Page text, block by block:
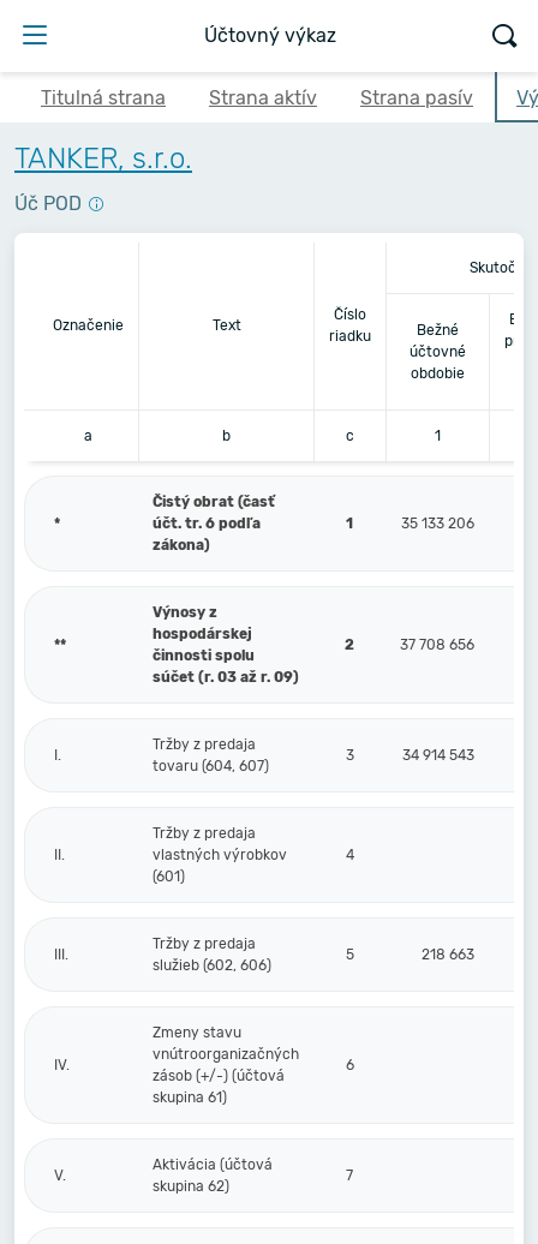
Účtovný výkaz
Titulná strana Strana aktív Strana pasív
TANKER, s.r.o.
Úč POD
Označenie Text
Číslo
riadku
Bežné
účtovné
obdobie
a b c 1
*
Čistý obrat (časť
účt. tr. 6 podľa
zákona)
1 35 133 206
**
Výnosy z
hospodárskej
činnosti spolu
súčet (r. 03 až r. 09)
2 37 708 656
I.
Tržby z predaja
tovaru (604, 607)
3 34 914 543
II.
Tržby z predaja
vlastných výrobkov
(601)
4
III.
Tržby z predaja
služieb (602, 606)
5 218 663
IV.
Zmeny stavu
vnútroorganizačných
zásob (+/-) (účtová
skupina 61)
6
V.
Aktivácia (účtová
skupina 62)
7